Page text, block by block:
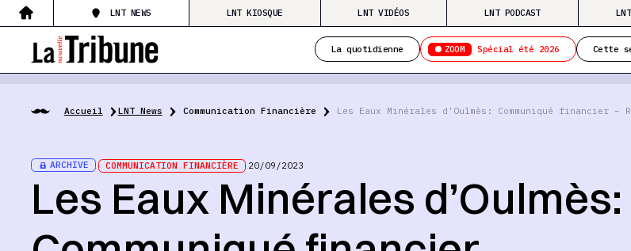
LNT NEWS LNT KIOSQUE LNT VIDÉOS LNT PODCAST
La quotidienne ZOOM Spécial été 2026 Cette
Accueil LNT News Communication Financière Les Eaux Minérales d’Oulmès: Communiqué financier
ARCHIVE COMMUNICATION FINANCIÈRE 20/09/2023
Les Eaux Minérales d’Oulmès: